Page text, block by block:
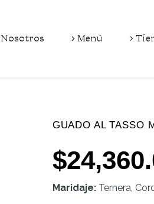
Nosotros Menú
GUADO AL TASSO
$
Maridaje: Ternera,